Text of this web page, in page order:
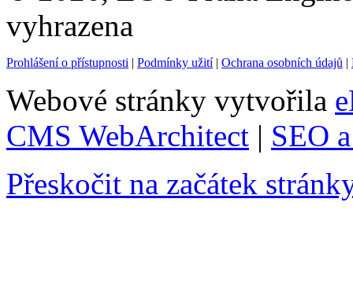
vyhrazena
Prohlášení o přístupnosti | Podmínky užití| Ochrana osobních údajů |
Webové stránky vytvořila
CMS WebArchitect | SEO
Přeskočit na začátek